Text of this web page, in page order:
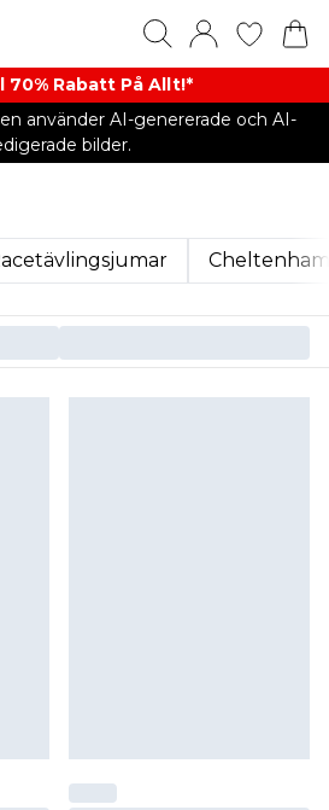
70% Rabatt På Allt!*
använder AI-genererade och AI-
bilder.